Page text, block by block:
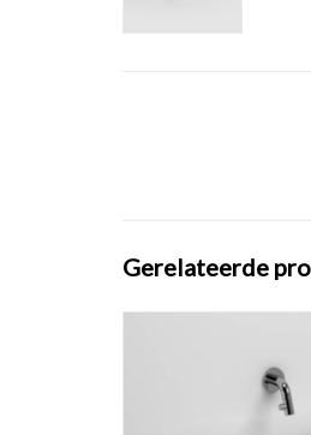
Gerelateerde
overloop,
TOEVOEGEN AAN